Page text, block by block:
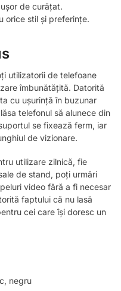
de curățat.
orice stil și preferințe.
utilizatorii de telefoane
îmbunătățită. Datorită
cu ușurință în buzunar
telefonul să alunece din
se fixează ferm, iar
de vizionare.
utilizare zilnică, fie
de stand, poți urmări
video fără a fi necesar
faptului că nu lasă
cei care își doresc un
negru